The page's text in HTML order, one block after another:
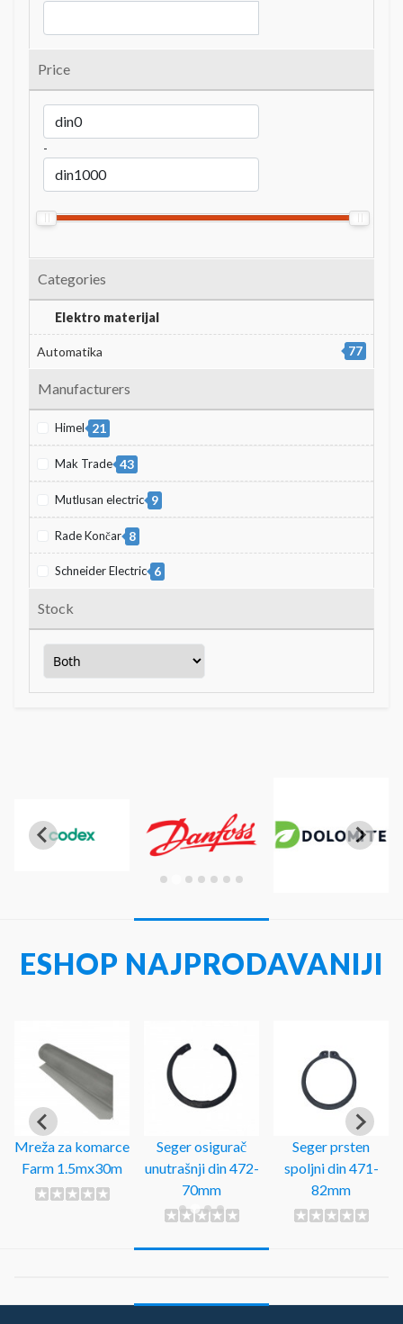
Price
-
Categories
Elektro materijal
Automatika 77
Manufacturers
Himel 21
Mak Trade 43
Mutlusan electric 9
Rade Končar 8
Schneider Electric 6
Stock
ESHOP NAJPRODAVANIJI
Mreža za komarce
Farm 1.5mx30m
Seger osigurač
unutrašnji din 472-
70mm
Seger prsten
spoljni din 471-
82mm